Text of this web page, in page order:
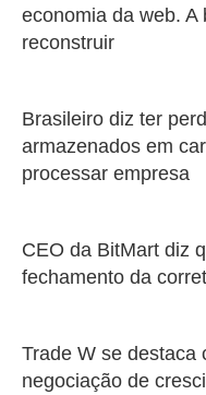
economia da web. A
reconstruir
Brasileiro diz ter
armazenados em
processar empresa
CEO da BitMart diz
fechamento da
Trade W se destaca
negociação de